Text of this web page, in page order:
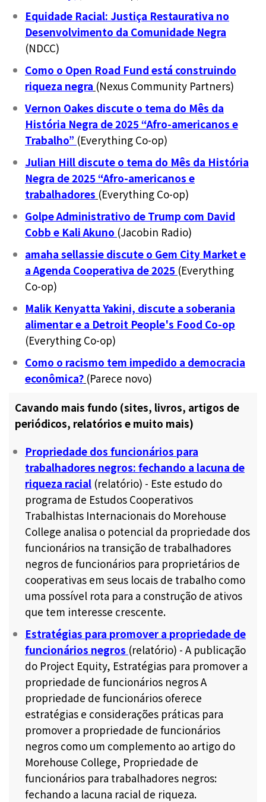
Equidade Racial: Justiça Restaurativa no
Desenvolvimento da Comunidade Negra
(NDCC)
Como o Open Road Fund está construindo
riqueza negra (Nexus Community Partners)
Vernon Oakes discute o tema do Mês da
História Negra de 2025 “Afro-americanos e
Trabalho” (Everything Co-op)
Julian Hill discute o tema do Mês da História
Negra de 2025 “Afro-americanos e
trabalhadores (Everything Co-op)
Golpe Administrativo de Trump com David
Cobb e Kali Akuno (Jacobin Radio)
amaha sellassie discute o Gem City Market e
a Agenda Cooperativa de 2025 (Everything
Co-op)
Malik Kenyatta Yakini, discute a soberania
alimentar e a Detroit People's Food Co-op
(Everything Co-op)
Como o racismo tem impedido a democracia
econômica? (Parece novo)
Cavando mais fundo (sites, livros, artigos de
periódicos, relatórios e muito mais)
Propriedade dos funcionários para
trabalhadores negros: fechando a lacuna de
riqueza racial (relatório) - Este estudo do
programa de Estudos Cooperativos
Trabalhistas Internacionais do Morehouse
College analisa o potencial da propriedade dos
funcionários na transição de trabalhadores
negros de funcionários para proprietários de
cooperativas em seus locais de trabalho como
uma possível rota para a construção de ativos
que tem interesse crescente.
Estratégias para promover a propriedade de
funcionários negros (relatório) - A publicação
do Project Equity, Estratégias para promover a
propriedade de funcionários negros A
propriedade de funcionários oferece
estratégias e considerações práticas para
promover a propriedade de funcionários
negros como um complemento ao artigo do
Morehouse College, Propriedade de
funcionários para trabalhadores negros:
fechando a lacuna racial de riqueza.